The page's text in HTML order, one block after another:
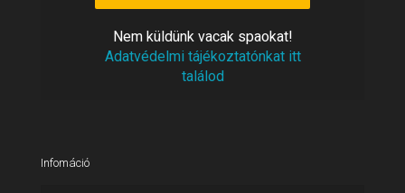
Nem küldünkvacak spaokat!
Adatvédelmi tájékoztatónkat itt
találod
Infomáció